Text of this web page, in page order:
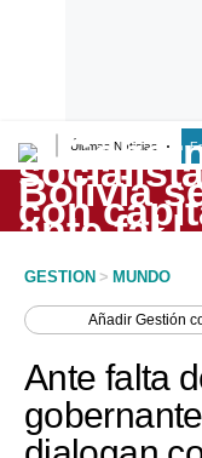
Últimas Noticias
Lo último
Peru Quiosco
Economía
Mercados
GESTION > MUNDO
AñadirGestión
Ante falta